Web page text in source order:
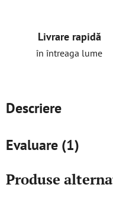
Livrare rapidă
în întreaga lume
Descriere
Evaluare (1)
Produse